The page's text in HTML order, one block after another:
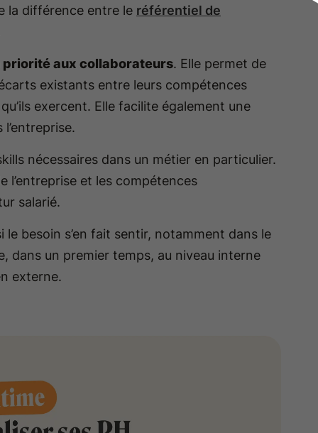
la différence entre le référentiel de
priorité aux collaborateurs. Elle permet de
existants entre leurs compétences
exercent. Elle facilite également une
nécessaires dans un métier en particulier.
l’entreprise et les compétences
salarié.
le besoin s’en fait sentir, notamment dans le
dans un premier temps, au niveau interne
externe.